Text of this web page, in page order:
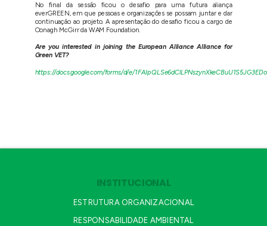
No final da sessão ficou o desafio para uma futura aliança
everGREEN, em que pessoas e organizações se possam juntar e dar
continuação ao projeto. A apresentação do desafio ficou a cargo de
Oonagh McGirr da WAM Foundation.
Are you interested in joining the European Alliance Alliance for
Green VET?
https://docs.google.com/forms/d/e/
INSTITUCIONAL
ESTRUTURA ORGANIZACIONAL
RESPONSABILIDADE AMBIENTAL